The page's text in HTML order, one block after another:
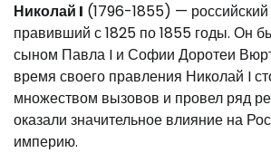
Николай I (1796-1855) —
правивший с 1825 по 1855 годы. Он
сыном Павла I и Софии Доротеи
время своего правления Николай I
множеством вызовов и провел ряд
оказали значительное влияние на
империю.